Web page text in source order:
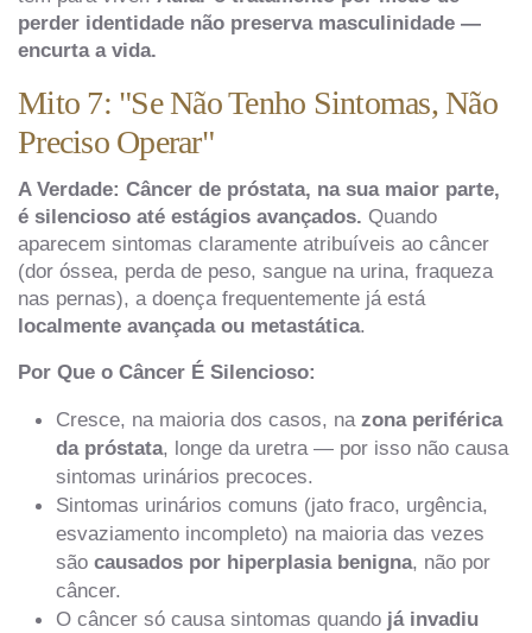
perder identidade não preserva masculinidade —
encurta a vida.
Mito 7: "Se Não Tenho Sintomas, Não
Preciso Operar"
A Verdade: Câncer de próstata, na sua maior parte,
é silencioso até estágios avançados. Quando
aparecem sintomas claramente atribuíveis ao câncer
(dor óssea, perda de peso, sangue na urina, fraqueza
nas pernas), a doença frequentemente já está
localmente avançada ou metastática.
Por Que o Câncer É Silencioso:
Cresce, na maioria dos casos, na zona periférica
da próstata, longe da uretra — por isso não causa
sintomas urinários precoces.
Sintomas urinários comuns (jato fraco, urgência,
esvaziamento incompleto) na maioria das vezes
são causados por hiperplasia benigna, não por
câncer.
O câncer só causa sintomas quando já invadiu